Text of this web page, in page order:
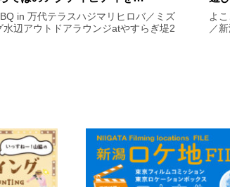
in 万代テラスハジマリヒロバ／ミズ
水辺アウトドアラウンジatやすらぎ堤2
よ
／